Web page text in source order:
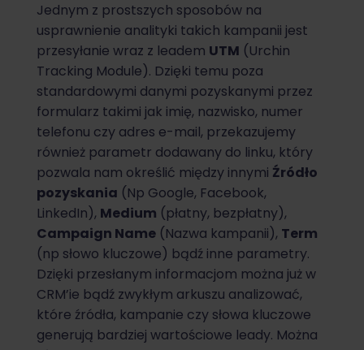
Jednym z prostszych sposobów na
usprawnienie analityki takich kampanii jest
przesyłanie wraz z leadem UTM (Urchin
Tracking Module). Dzięki temu poza
standardowymi danymi pozyskanymi przez
formularz takimi jak imię, nazwisko, numer
telefonu czy adres e-mail, przekazujemy
również parametr dodawany do linku, który
pozwala nam określić między innymi Źródło
pozyskania (Np Google, Facebook,
LinkedIn), Medium (płatny, bezpłatny),
Campaign Name (Nazwa kampanii), Term
(np słowo kluczowe) bądź inne parametry.
Dzięki przesłanym informacjom można już w
CRM’ie bądź zwykłym arkuszu analizować,
które źródła, kampanie czy słowa kluczowe
generują bardziej wartościowe leady. Można